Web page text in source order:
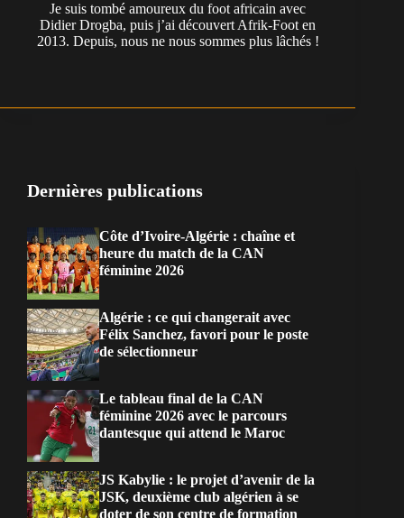
Je suis tombé amoureux du foot africain avec
Didier Drogba, puis j’ai découvert Afrik-Foot en
2013. Depuis, nous ne nous sommes plus lâchés !
Dernières publications
Côte d’Ivoire-Algérie : chaîne et
heure du match de la CAN
féminine 2026
Algérie : ce qui changerait avec
Félix Sanchez, favori pour le poste
de sélectionneur
Le tableau final de la CAN
féminine 2026 avec le parcours
dantesque qui attend le Maroc
JS Kabylie : le projet d’avenir de la
JSK, deuxième club algérien à se
doter de son centre de formation